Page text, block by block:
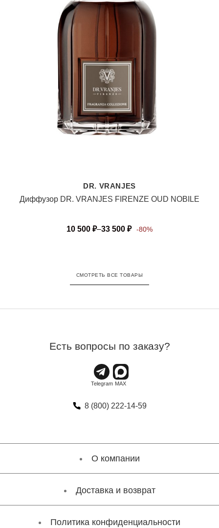
DR. VRANJES
Диффузор DR. VRANJES FIRENZE OUD NOBILE
10 500 ₽–33 500 ₽ -80%
СМОТРЕТЬ ВСЕ ТОВАРЫ
Есть вопросы по заказу?
8 (800) 222-14-59
О компании
Доставка и возврат
Политика конфиденциальности